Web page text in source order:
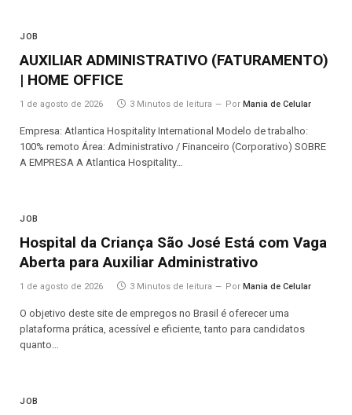
JOB
AUXILIAR ADMINISTRATIVO (FATURAMENTO)
| HOME OFFICE
1 de agosto de 2026 3 Minutos de leitura Por Mania de Celular
Empresa: Atlantica Hospitality International Modelo de trabalho:
100% remoto Área: Administrativo / Financeiro (Corporativo) SOBRE
A EMPRESA A Atlantica Hospitality…
JOB
Hospital da Criança São José Está com Vaga
Aberta para Auxiliar Administrativo
1 de agosto de 2026 3 Minutos de leitura Por Mania de Celular
O objetivo deste site de empregos no Brasil é oferecer uma
plataforma prática, acessível e eficiente, tanto para candidatos
quanto…
JOB